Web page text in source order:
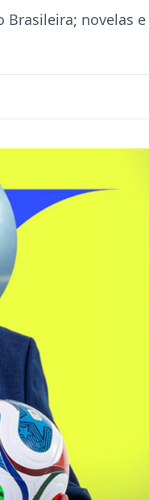
Brasileira; novelas e